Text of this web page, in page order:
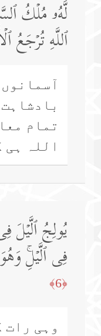
لَّهُۥ مُلۡكُ
ٱللَّهِ تُرۡجَعُ
تمام
اللہ ہی
یُولِجُ ٱلَّیۡلَ
فِی ٱلَّیۡلِۚ
﴿6﴾
وہی رات